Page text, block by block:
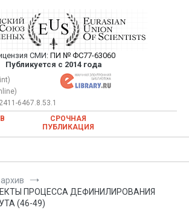
Союз Ученых —
научных статей в
научном журнале
СМИ: ПИ № ФС77-63060
Публикуется с 2014 года
Ученых — публикация научных статей в
научном журнале
6467.8.53.1
СРОЧНАЯ
ПУБЛИКАЦИЯ
архив
ПРОЦЕССА ДЕФИНИЛИРОВАНИЯ
(46-49)